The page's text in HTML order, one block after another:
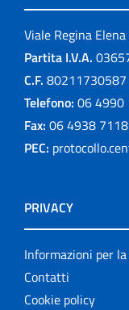
Viale Regina
Partita I.V.A.
C.F. 80211730587
Telefono: 06 4990
Fax: 06 4938 7118
PEC:
PRIVACY
Informazioni per
Contatti
Cookie policy